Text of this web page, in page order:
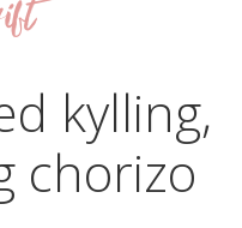
kylling,
chorizo